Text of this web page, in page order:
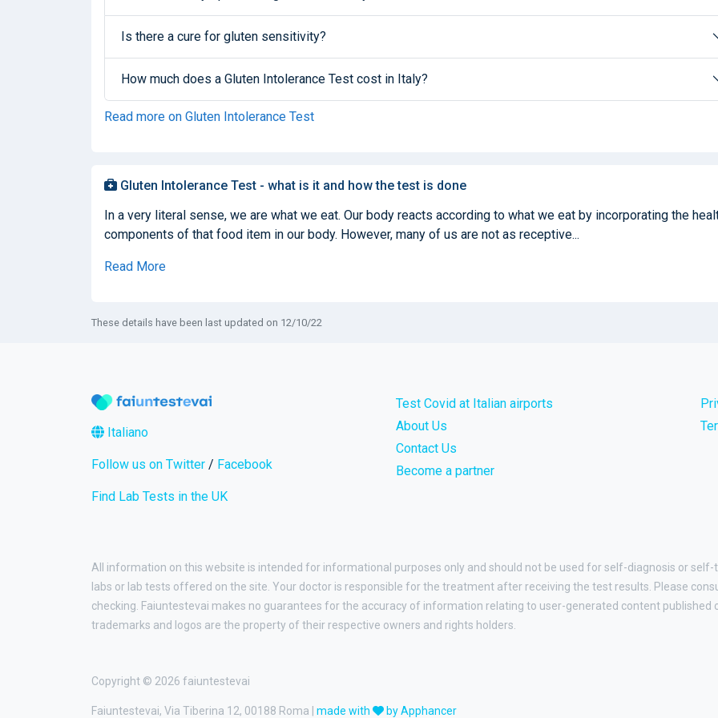
Is there a cure for gluten sensitivity?
How much does a Gluten Intolerance Test cost in Italy?
Read more on Gluten Intolerance Test
Gluten Intolerance Test - what is it and how the test is done
In a very literal sense, we are what we eat. Our body reacts according to what we eat by incorporating the
components of that food item in our body. However, many of us are not as receptive...
Read More
These details have been last updated on 12/10/22
Italiano
Follow us on Twitter / Facebook
Find Lab Tests in the UK
Test Covid at Italian airports
About Us
Contact Us
Become a partner
All information on this website is intended for informational purposes only and should not be used for self-diagnosis or
labs or lab tests offered on the site. Your doctor is responsible for the treatment after receiving the test results. Please
checking. Faiuntestevai makes no guarantees for the accuracy of information relating to user-generated content published
trademarks and logos are the property of their respective owners and rights holders.
Copyright © 2026 faiuntestevai
Faiuntestevai, Via Tiberina 12, 00188 Roma | made with by Apphancer